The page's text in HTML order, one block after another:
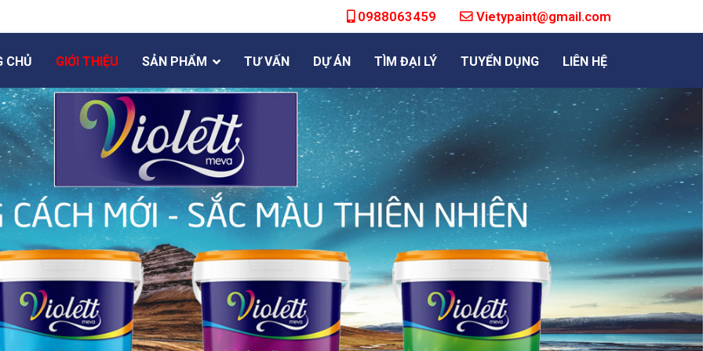
0988063459 Vietypaint@gmail.com
CHỦ GIỚI THIỆU SẢN PHẨM TƯ VẤN DỰ ÁN TÌM ĐẠI LÝ TUYỂN DỤNG LIÊN HỆ